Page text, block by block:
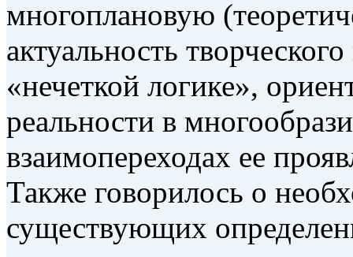
многоплановую
актуальность
«нечеткой логике»,
реальности в
взаимопереходах ее
Также говорилось о
существующих